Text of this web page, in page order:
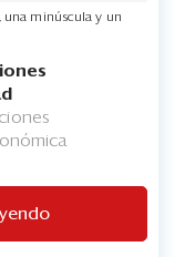
una minúscula y un